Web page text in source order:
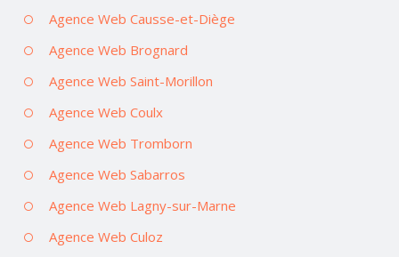
Agence Web Causse-et-Diège
Agence Web Brognard
Agence Web Saint-Morillon
Agence Web Coulx
Agence Web Tromborn
Agence Web Sabarros
Agence Web Lagny-sur-Marne
Agence Web Culoz